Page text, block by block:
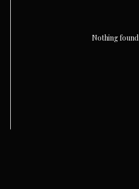
Nothing found